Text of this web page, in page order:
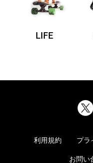
LIFE
利用規約 プラ
お問い